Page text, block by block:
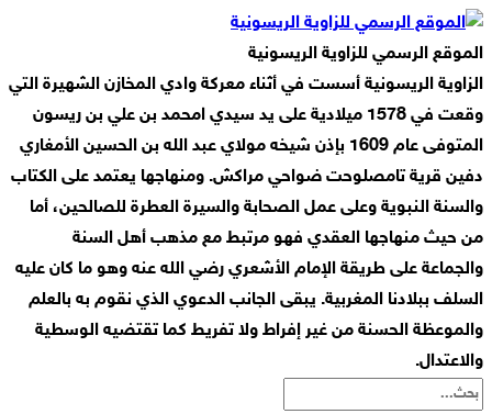
الموقع الرسمي للزاوية الريسونية
الزاوية الريسونية أسست في أثناء معركة وادي المخازن الشهيرة التي
وقعت في 1578 ميلادية على يد سيدي امحمد بن علي بن ريسون
المتوفى عام 1609 بإذن شيخه مولاي عبد الله بن الحسين الأمغاري
دفين قرية تامصلوحت ضواحي مراكش. ومنهاجها يعتمد على الكتاب
والسنة النبوية وعلى عمل الصحابة والسيرة العطرة للصالحين، أما
من حيث منهاجها العقدي فهو مرتبط مع مذهب أهل السنة
والجماعة على طريقة الإمام الأشعري رضي الله عنه وهو ما كان عليه
السلف ببلادنا المغربية. يبقى الجانب الدعوي الذي نقوم به بالعلم
والموعظة الحسنة من غير إفراط ولا تفريط كما تقتضيه الوسطية
والاعتدال.